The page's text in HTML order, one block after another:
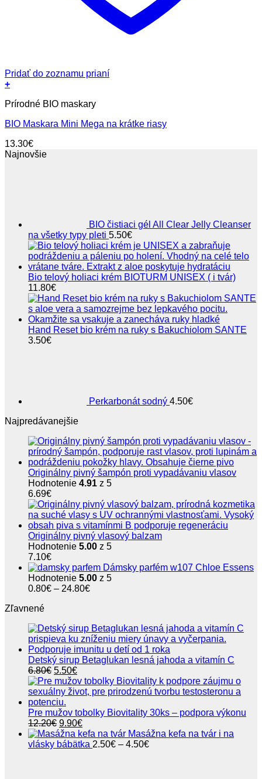
Pridať do zoznamu prianí
+
Prírodné BIO maskary
BIO Maskara Mini Mega na krátke riasy
13.30€
Najnovšie
BIO čistiaci gél All Clear Jelly Cleanser
na všetky typy pleti 5.50€
Bio telový holiaci krém BIOTURM UNISEX ( i tvár)
11.80€
Hand Reset bio krém na ruky s Bakuchiolom SANTE
3.50€
Perkarbonát sodný 4.50€
Najpredávanejšie
Originálny pivný šampón proti vypadávaniu vlasov
Hodnotenie 4.91 z 5
6.69€
Originálny pivný vlasový balzam
Hodnotenie 5.00 z 5
7.10€
Dámsky parfém w107 Chloe Essens
Hodnotenie 5.00 z 5
0.80€ – 24.80€Price
24.80€
Zľavnené
Detský sirup Betaglukan lesná jahoda a vitamín C
6.80€ Pôvodná
cena
bola:
6.80€.
5.50€Aktuálna
cena
je:
Pre mužov tobolky Biovitality 30ks – podpora výkonu
12.20€ Pôvodná
cena
bola:
9.90€Aktuálna
cena
je:
Masážna kefa na tvár i na
vlásky bábätka 2.50€ – 4.50€Price